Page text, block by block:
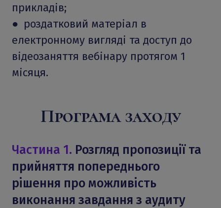
прикладів;
● роздатковий матеріал в
електронному вигляді та доступ до
відеозаняття вебінару протягом 1
місяця.
Програма заходу
Частина 1. Розгляд пропозиції та
прийняття попереднього
рішення про можливість
виконання завдання з аудиту